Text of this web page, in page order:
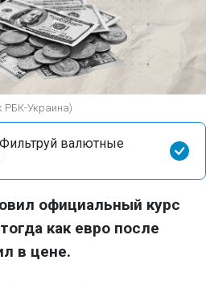
РБК-Украина)
валютные
официальный курс
как евро после
в цене.